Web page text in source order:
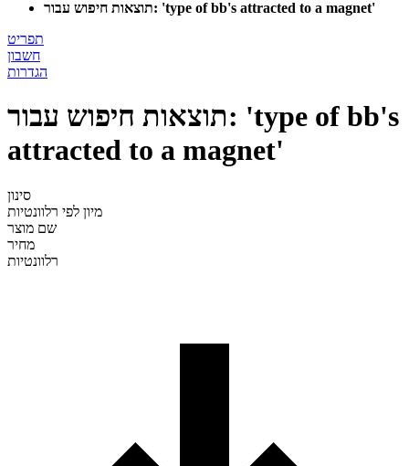
תוצאות חיפוש עבור: 'type of bb's attracted to a magnet'
תפריט
חשבון
הגדרות
תוצאות חיפוש עבור: 'type of bb's
attracted to a magnet'
סינון
מיון לפי רלוונטיות
שם מוצר
מחיר
רלוונטיות